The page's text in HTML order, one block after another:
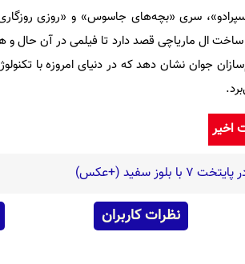
سری «بچه‌های جاسوس» و «روزی
ال ماریاچی قصد دارد تا فیلمی در آن حال و
جوان نشان دهد که در دنیای امروزه با
اخیر
سفید (+عکس)
نظرات کاربران